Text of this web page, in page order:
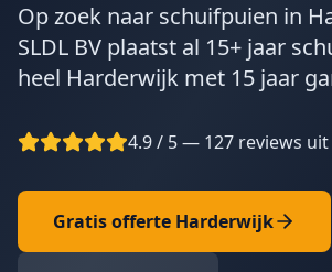
Op zoek naar schuifpuien in
SLDL BV plaatst al 15+ jaar
heel Harderwijk met 15 jaar
4.9 / 5 — 127 reviews uit
Gratis offerte Harderwijk